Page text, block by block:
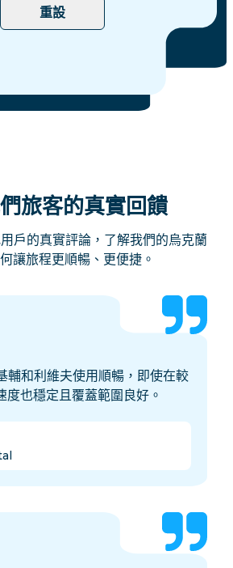
重設
旅客的真實回饋
戶的真實評論，了解我們的烏克蘭
讓旅程更順暢、更便捷。
輔和利維夫使用順暢，即使在較
度也穩定且覆蓋範圍良好。